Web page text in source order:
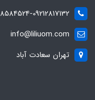
09212817132
info@liliuom.com
تهران سعادت آباد